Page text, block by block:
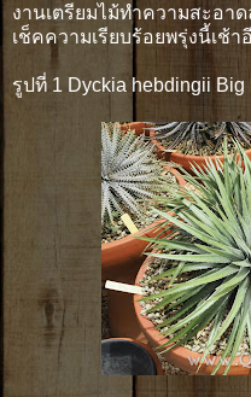
งานเตรียมไม้ทำความสะอาด
เช็คความเรียบร้อยพรุ่งนี้เช้า
รูปที่ 1 Dyckia hebdingii Big